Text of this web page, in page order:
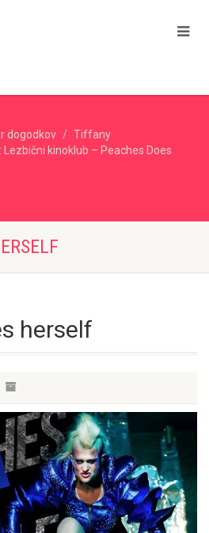
dogodkov
Tiffany
kinoklub – Peaches Does
herself